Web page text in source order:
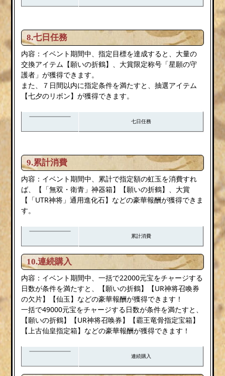
8.七日任務
内容：イベント期間中、指定目標を達成すると、大量の
交換アイテム【願いの折鶴】、大賞限定称号「星願の守
護者」が獲得できます。
また、７日間以内に指定条件を満たすと、抽選アイテム
【七夕のリボン】が獲得できます。
七日任務
9.累計消費
内容：イベント期間中、累計で指定額の虹玉を消費すれ
ば、【「無双・衛青」神器箱】【願いの折鶴】、大賞
【「UTR神将」通用進化石】などの豪華報酬が獲得できま
す。
累計消費
10.連続購入
内容：イベント期間中、一括で22000元宝をチャージする
日数が条件を満たすと、【願いの折鶴】【UR神将召喚券
の欠片】【仙玉】などの豪華報酬が獲得できます！
一括で49000元宝をチャージする日数が条件を満たすと、
【願いの折鶴】【UR神将召唤券】【霸王竜骨指定宝箱】
【上古仙皇指定箱】などの豪華報酬が獲得できます！
連続購入